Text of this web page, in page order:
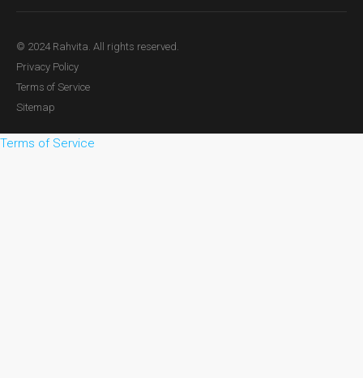
© 2024 Rahvita. All rights reserved.
Privacy Policy
Terms of Service
Sitemap
Terms of Service